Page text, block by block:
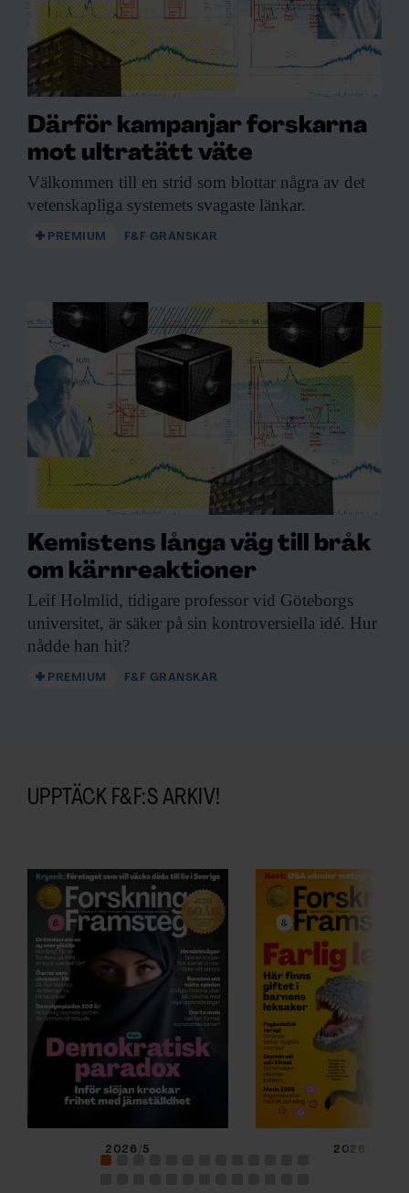
Därför kampanjar forskarna
mot ultratätt väte
Välkommen till en strid som blottar några av det
vetenskapliga systemets svagaste länkar.
PREMIUM F&F GRANSKAR
Kemistens långa väg till bråk
om kärnreaktioner
Leif Holmlid, tidigare professor vid Göteborgs
universitet, är säker på sin kontroversiella idé. Hur
nådde han hit?
PREMIUM F&F GRANSKAR
UPPTÄCK F&F:S ARKIV!
2026/5 2026/4